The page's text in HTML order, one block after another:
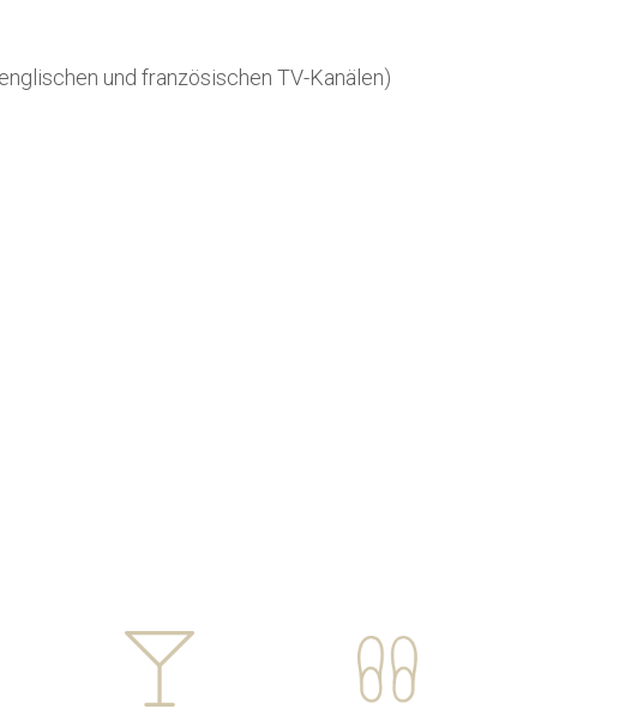
und französischen TV-Kanälen)